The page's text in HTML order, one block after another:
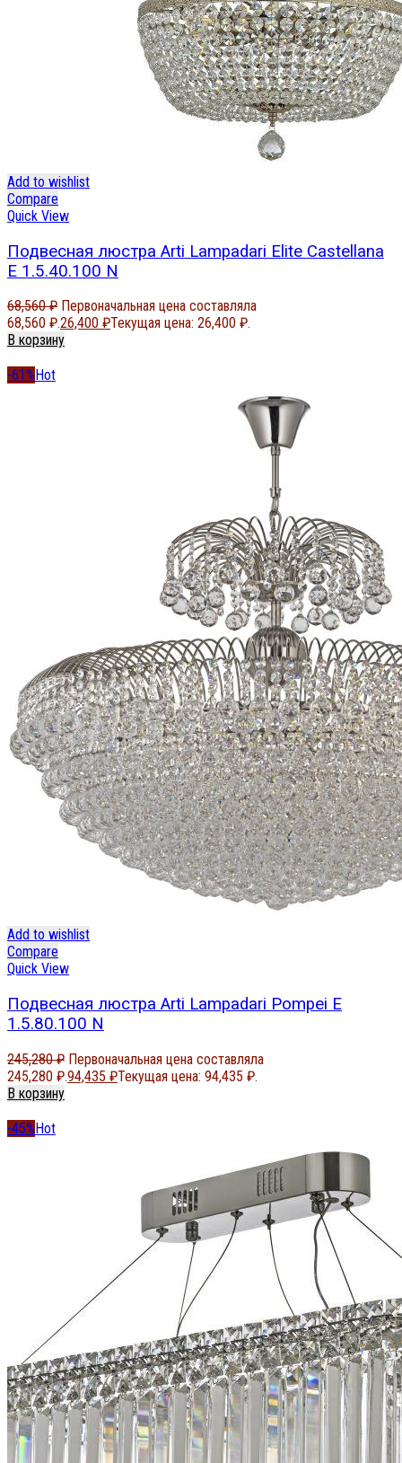
Add to wishlist
Compare
Quick View
Подвесная люстра Arti Lampadari Elite Castellana
E 1.5.40.100 N
68,560₽ Первоначальная цена составляла
68,560 ₽.26,400 ₽Текущая цена: 26,400 ₽.
В корзину
-61% Hot
Add to wishlist
Compare
Quick View
Подвесная люстра Arti Lampadari Pompei E
1.5.80.100 N
245,280₽ Первоначальная цена составляла
245,280 ₽.94,435 ₽Текущая цена: 94,435 ₽.
В корзину
-45%Hot